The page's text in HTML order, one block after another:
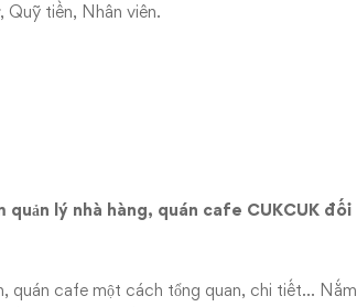
Quỹ tiền, Nhân viên.
quản lý nhà hàng, quán cafe CUKCUK đối
quán cafe một cách tổng quan, chi tiết… Nắm